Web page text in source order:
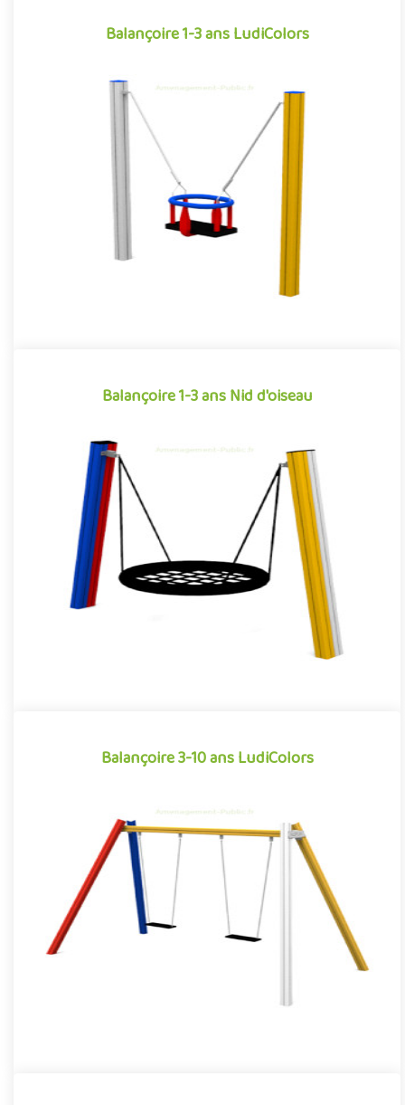
Balançoire 1-3 ans LudiColors
Balançoire 1-3 ans LudiColors
Équipement ludique particulièrement apprécié par les tout-
petits pour ses sensations tout aussi apaisantes qu'amusantes,
Offre partenaire
Balançoire 1-3 ans Nid d'oiseau
Balançoire 1-3 ans Nid d'oiseau
Équipement ludique particulièrement apprécié par les tout-
petits pour ses sensations tout aussi apaisantes qu'amusantes,
Offre partenaire
Balançoire 3-10 ans LudiColors
Balançoire 3-10 ans LudiColors
Équipement traditionnel des aménagements ludiques
extérieurs, la balançoire traverse les époques et les modes pour
s'imposer..
Offre partenaire